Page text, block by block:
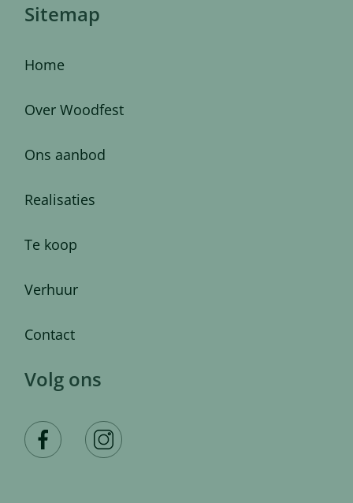
Sitemap
Home
Over Woodfest
Ons aanbod
Realisaties
Te koop
Verhuur
Contact
Volg ons